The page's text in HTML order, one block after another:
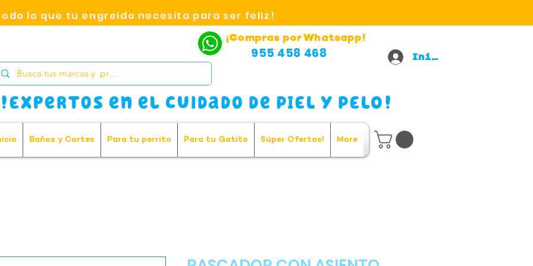
lo que tu engreido necesita para ser feliz!
¡Compras por Whatsapp!
955 458 468 Iniciar sesión
!Expertos en el cuidado de PIEL Y PELO!
Baños y Cortes Para tu perrito Para tu Gatito Súper Ofertas! More